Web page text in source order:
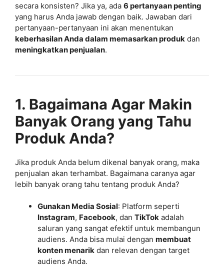
secara konsisten? Jika ya, ada 6 pertanyaan penting
yang harus Anda jawab dengan baik. Jawaban dari
pertanyaan-pertanyaan ini akan menentukan
keberhasilan Anda dalam memasarkan produk dan
meningkatkan penjualan.
1. Bagaimana Agar Makin
Banyak Orang yang Tahu
Produk Anda?
Jika produk Anda belum dikenal banyak orang, maka
penjualan akan terhambat. Bagaimana caranya agar
lebih banyak orang tahu tentang produk Anda?
Gunakan Media Sosial: Platform seperti
Instagram, Facebook, dan TikTok adalah
saluran yang sangat efektif untuk membangun
audiens. Anda bisa mulai dengan membuat
konten menarik dan relevan dengan target
audiens Anda.